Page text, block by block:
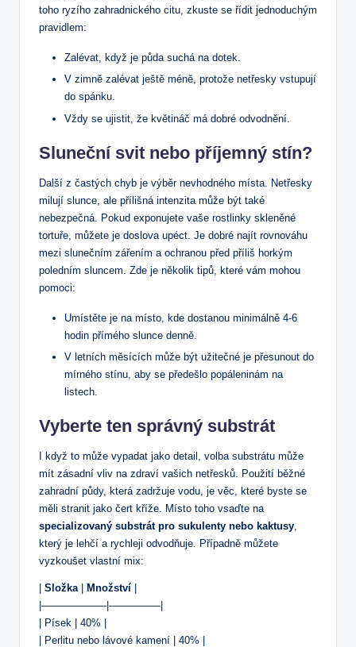
toho ryzího zahradnického citu, zkuste se řídit jednoduchým
pravidlem:
Zalévat, když je půda suchá na dotek.
V zimně zalévat ještě méně, protože netřesky vstupují
do spánku.
Vždy se ujistit, že květináč má dobré odvodnění.
Sluneční svit nebo příjemný stín?
Další z častých chyb je výběr nevhodného místa. Netřesky
milují slunce, ale přílišná intenzita může být také
nebezpečná. Pokud exponujete vaše rostlinky skleněné
tortuře, můžete je doslova upéct. Je dobré najít rovnováhu
mezi slunečním zářením a ochranou před příliš horkým
poledním sluncem. Zde je několik tipů, které vám mohou
pomoci:
Umístěte je na místo, kde dostanou minimálně 4-6
hodin přímého slunce denně.
V letních měsících může být užitečné je přesunout do
mírného stínu, aby se předešlo popáleninám na
listech.
Vyberte ten správný substrát
I když to může vypadat jako detail, volba substrátu může
mít zásadní vliv na zdraví vašich netřesků. Použití běžné
zahradní půdy, která zadržuje vodu, je věc, které byste se
měli stranit jako čert kříže. Místo toho vsaďte na
specializovaný substrát pro sukulenty nebo kaktusy
který je lehčí a rychleji odvodňuje. Případně můžete
vyzkoušet vlastní mix:
| Složka | Množství |
|——————-|—————|
| Písek | 40% |
| Perlitu nebo lávové kamení | 40% |